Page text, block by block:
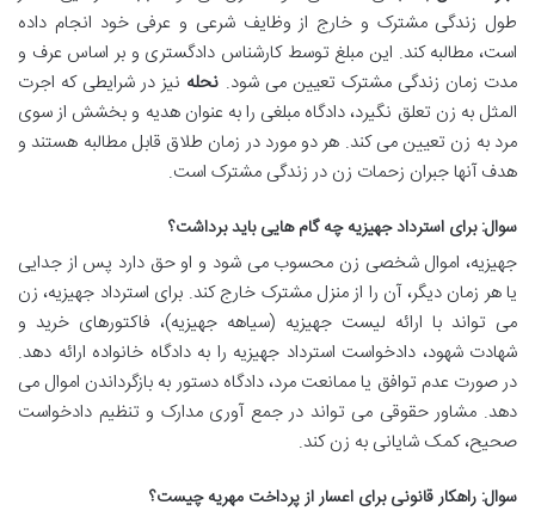
طول زندگی مشترک و خارج از وظایف شرعی و عرفی خود انجام داده
است، مطالبه کند. این مبلغ توسط کارشناس دادگستری و بر اساس عرف و
مدت زمان زندگی مشترک تعیین می شود. نحله نیز در شرایطی که اجرت
المثل به زن تعلق نگیرد، دادگاه مبلغی را به عنوان هدیه و بخشش از سوی
مرد به زن تعیین می کند. هر دو مورد در زمان طلاق قابل مطالبه هستند و
هدف آنها جبران زحمات زن در زندگی مشترک است.
سوال: برای استرداد جهیزیه چه گام هایی باید برداشت؟
جهیزیه، اموال شخصی زن محسوب می شود و او حق دارد پس از جدایی
یا هر زمان دیگر، آن را از منزل مشترک خارج کند. برای استرداد جهیزیه، زن
می تواند با ارائه لیست جهیزیه (سیاهه جهیزیه)، فاکتورهای خرید و
شهادت شهود، دادخواست استرداد جهیزیه را به دادگاه خانواده ارائه دهد.
در صورت عدم توافق یا ممانعت مرد، دادگاه دستور به بازگرداندن اموال می
دهد. مشاور حقوقی می تواند در جمع آوری مدارک و تنظیم دادخواست
صحیح، کمک شایانی به زن کند.
سوال: راهکار قانونی برای اعسار از پرداخت مهریه چیست؟